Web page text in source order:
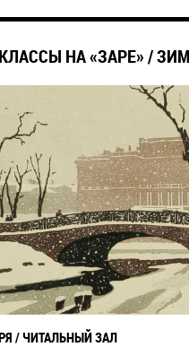
НА «ЗАРЕ» /
/ ЧИТАЛЬНЫЙ ЗАЛ